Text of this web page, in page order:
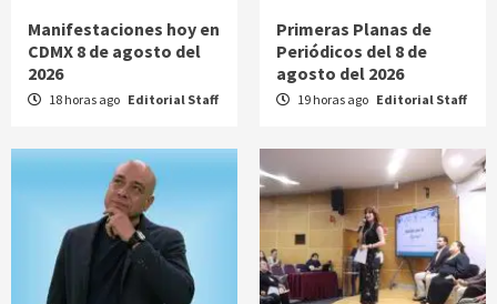
Manifestaciones hoy en
CDMX 8 de agosto del
2026
18 horas ago Editorial Staff
Primeras Planas de
Periódicos del 8 de
agosto del 2026
19 horas ago Editorial Staff